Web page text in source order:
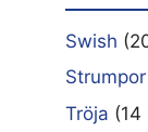
Swish
Strumpor
Tröja (14